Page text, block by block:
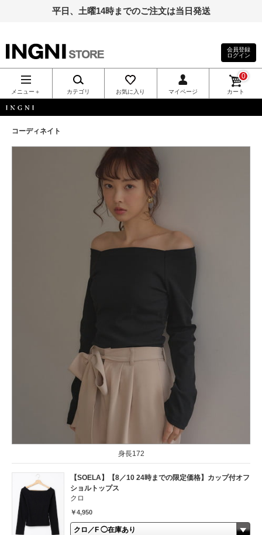
平日、土曜14時までのご注文は当日発送
INGNI（イン
グ）公式通
販｜INGNI
STORE
会員登録
ログイン
メニュー＋ カテゴリ お気に入り マイページ カート
0
コーディネイト
身長172
【SOELA】【8／10 24時までの限定価格】カップ付オフ
ショルトップス
クロ
￥4,950